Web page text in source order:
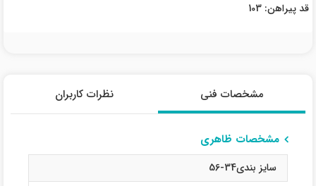
قد پیراهن: 103
مشخصات فنی نظرات کاربران
مشخصات ظاهری
سایز بندی34-56